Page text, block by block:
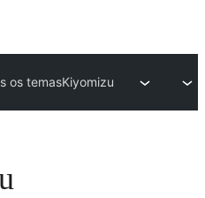
os temasKiyomizu